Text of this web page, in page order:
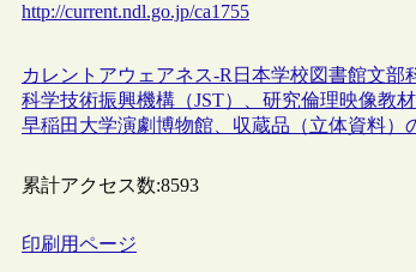
http://current.ndl.go.jp/ca1755
カレントアウェアネス-R 日本学校図書館文部
科学技術振興機構（JST）、研究倫理映像教
早稲田大学演劇博物館、収蔵品（立体資料
累計アクセス数:8593
印刷用ページ